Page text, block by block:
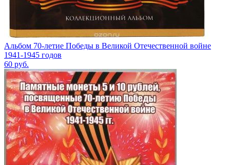
Альбом 70-летие Победы в Великой Отечественной войне
1941-1945 годов
60 руб.